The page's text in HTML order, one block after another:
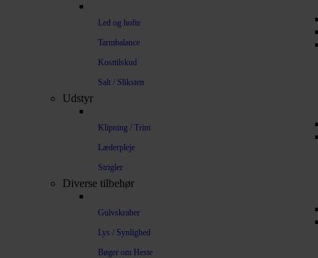
Led og hofte
Tarmbalance
Kosttilskud
Salt / Sliksten
Udstyr
Klipning / Trim
Læderpleje
Strigler
Diverse tilbehør
Gulvskraber
Lys / Synlighed
Bøger om Heste